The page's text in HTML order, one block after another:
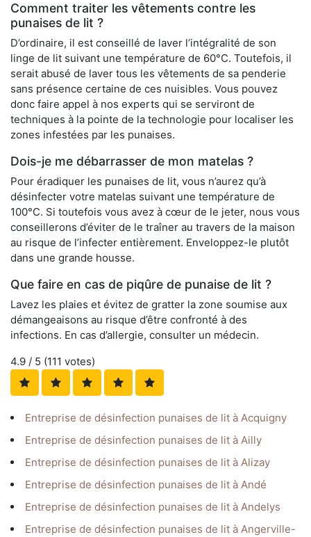
Comment traiter les vêtements contre les
punaises de lit ?
D’ordinaire, il est conseillé de laver l’intégralité de son
linge de lit suivant une température de 60°C. Toutefois, il
serait abusé de laver tous les vêtements de sa penderie
sans présence certaine de ces nuisibles. Vous pouvez
donc faire appel à nos experts qui se serviront de
techniques à la pointe de la technologie pour localiser les
zones infestées par les punaises.
Dois-je me débarrasser de mon matelas ?
Pour éradiquer les punaises de lit, vous n’aurez qu’à
désinfecter votre matelas suivant une température de
100°C. Si toutefois vous avez à cœur de le jeter, nous vous
conseillerons d’éviter de le traîner au travers de la maison
au risque de l’infecter entièrement. Enveloppez-le plutôt
dans une grande housse.
Que faire en cas de piqûre de punaise de lit ?
Lavez les plaies et évitez de gratter la zone soumise aux
démangeaisons au risque d’être confronté à des
infections. En cas d’allergie, consulter un médecin.
4.9 / 5 (111 votes)
Entreprise de désinfection punaises de lit à Acquigny
Entreprise de désinfection punaises de lit à Ailly
Entreprise de désinfection punaises de lit à Alizay
Entreprise de désinfection punaises de lit à Andé
Entreprise de désinfection punaises de lit à Andelys
Entreprise de désinfection punaises de lit à Angerville-